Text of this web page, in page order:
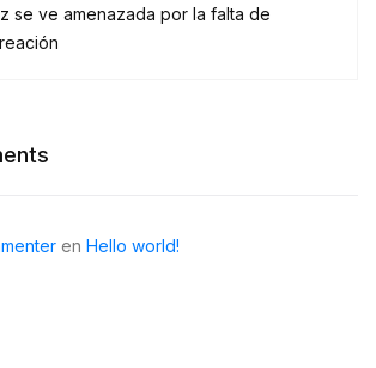
se ve amenazada por la falta de
en Hello world!